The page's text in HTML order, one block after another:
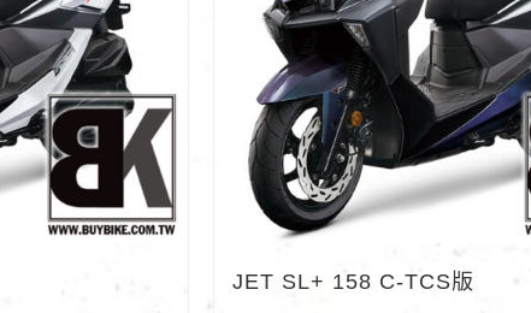
JET SL+ 158 C-TCS版